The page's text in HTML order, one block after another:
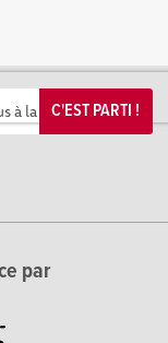
C'EST PARTI !
par